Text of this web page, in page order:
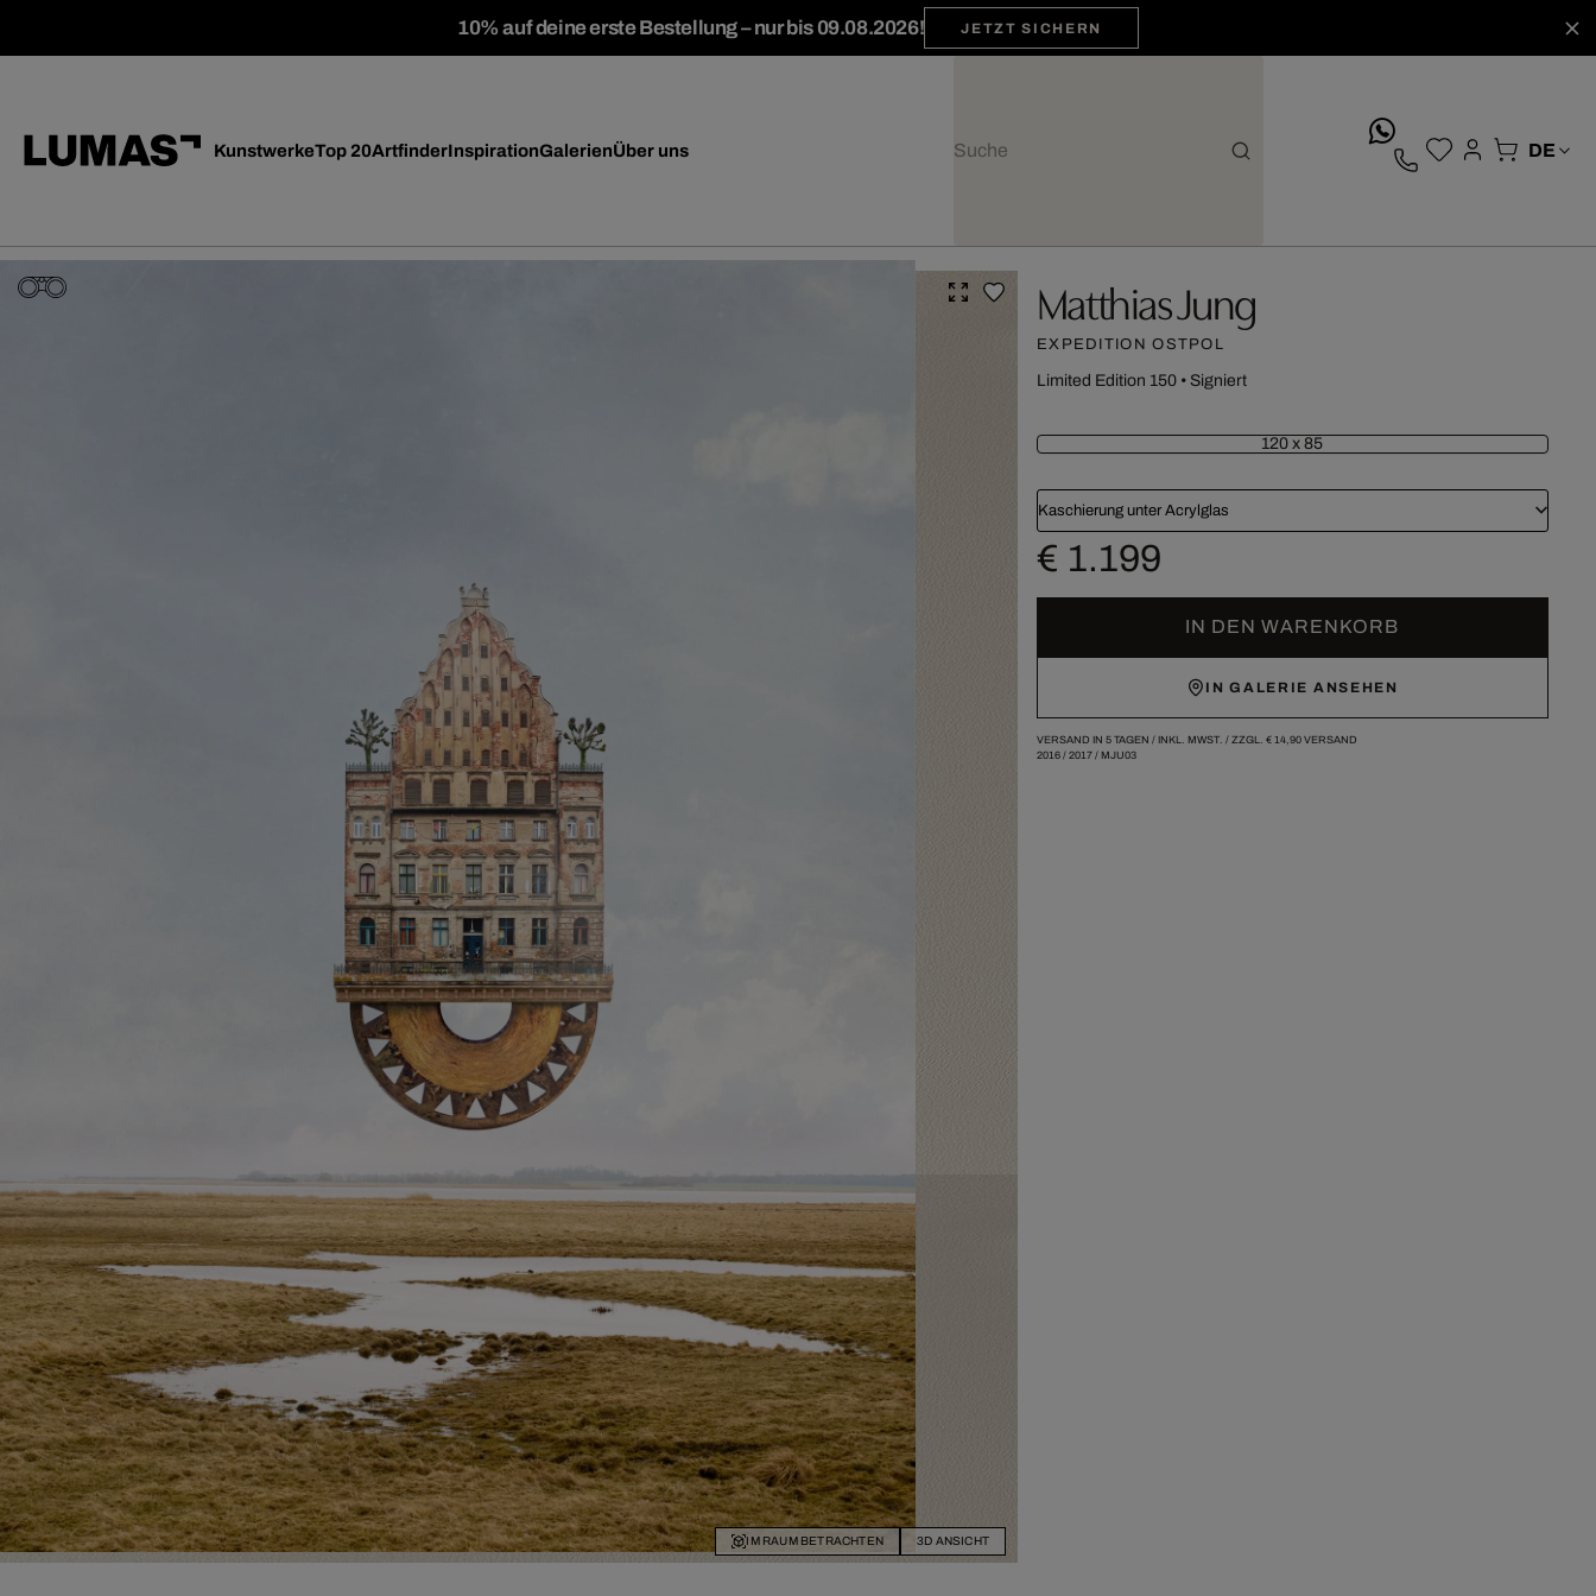
10% auf deine erste Bestellung – nur bis 09.08.2026! JETZT SICHERN
KunstwerkeTop 20ArtfinderInspirationGalerienÜber uns
IM RAUM BETRACHTEN 3D ANSICHT
Matthias Jung
EXPEDITION OSTPOL
Limited Edition 150• Signiert
120 x 85
Kaschierung unter Acrylglas
€ 1.199
IN DEN WARENKORB
IN GALERIE ANSEHEN
VERSAND IN 5 TAGEN / INKL. MWST. / ZZGL. € 14,90VERSAND
2016/ 2017/ MJU03